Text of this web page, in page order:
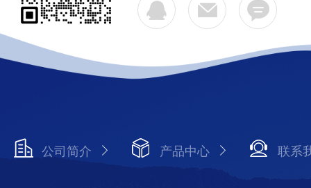
公司简介 产品中心 联系